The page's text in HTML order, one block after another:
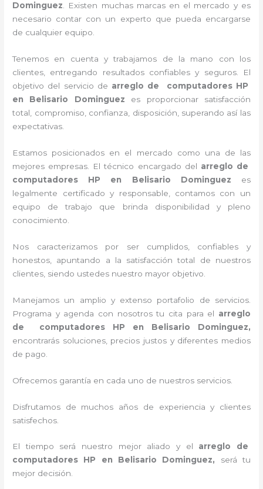
Dominguez. Existen muchas marcas en el mercado y es
necesario contar con un experto que pueda encargarse
de cualquier equipo.
Tenemos en cuenta y trabajamos de la mano con los
clientes, entregando resultados confiables y seguros. El
objetivo del servicio de arreglo de computadores HP
en Belisario Dominguez es proporcionar satisfacción
total, compromiso, confianza, disposición, superando así las
expectativas.
Estamos posicionados en el mercado como una de las
mejores empresas. El técnico encargado del arreglo de
computadores HP en Belisario Dominguez es
legalmente certificado y responsable, contamos con un
equipo de trabajo que brinda disponibilidad y pleno
conocimiento.
Nos caracterizamos por ser cumplidos, confiables y
honestos, apuntando a la satisfacción total de nuestros
clientes, siendo ustedes nuestro mayor objetivo.
Manejamos un amplio y extenso portafolio de servicios.
Programa y agenda con nosotros tu cita para el arreglo
de computadores HP en Belisario Dominguez,
encontrarás soluciones, precios justos y diferentes medios
de pago.
Ofrecemos garantía en cada uno de nuestros servicios.
Disfrutamos de muchos años de experiencia y clientes
satisfechos.
El tiempo será nuestro mejor aliado y el arreglo de
computadores HP en Belisario Dominguez, será tu
mejor decisión.